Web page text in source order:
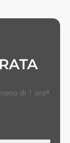
di 1 ora*